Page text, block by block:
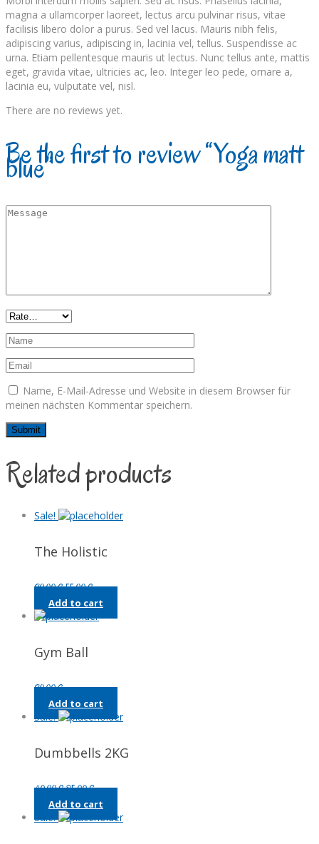
magna a ullamcorper laoreet, lectus arcu pulvinar risus, vitae
facilisis libero dolor a purus. Sed vel lacus. Mauris nibh felis,
adipiscing varius, adipiscing in, lacinia vel, tellus. Suspendisse ac
urna. Etiam pellentesque mauris ut lectus. Nunc tellus ante, mattis
eget, gravida vitae, ultricies ac, leo. Integer leo pede, ornare a,
lacinia eu, vulputate vel, nisl.
There are no reviews yet.
Be the first to review “Yoga matt
blue”
Name, E-Mail-Adresse und Website in diesem Browser für
meinen nächsten Kommentar speichern.
Related products
Sale!
The Holistic
90,00€Original
price
55,00€Current
price
Add to cart
Gym Ball
90,00€
Add to cart
Sale!
Dumbbells 2KG
40,00€Original
price
was:
25,00€Current
price
Add to cart
Sale!